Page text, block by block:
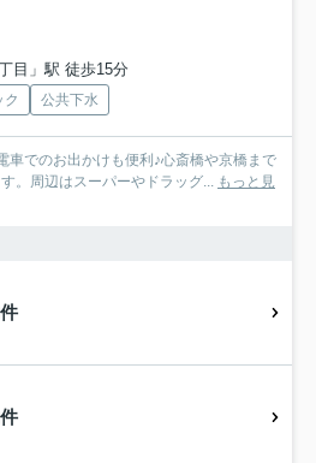
目」駅 徒歩15分
ク 公共下水
車でのお出かけも便利♪心斎橋や京橋まで
。周辺はスーパーやドラッグ...
もっと見